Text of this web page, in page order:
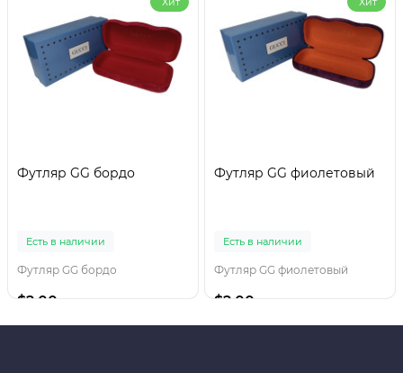
Футляр GG бордо
Есть в наличии
Футляр GG бордо
$2.00
Футляр GG фиолетовый
Есть в наличии
Футляр GG фиолетовый
$2.00